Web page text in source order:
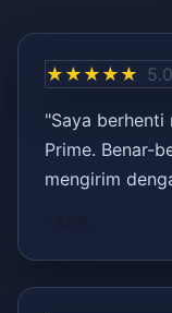
★★★★★ 5.0
"Saya berhenti
Prime. Benar-
mengirim